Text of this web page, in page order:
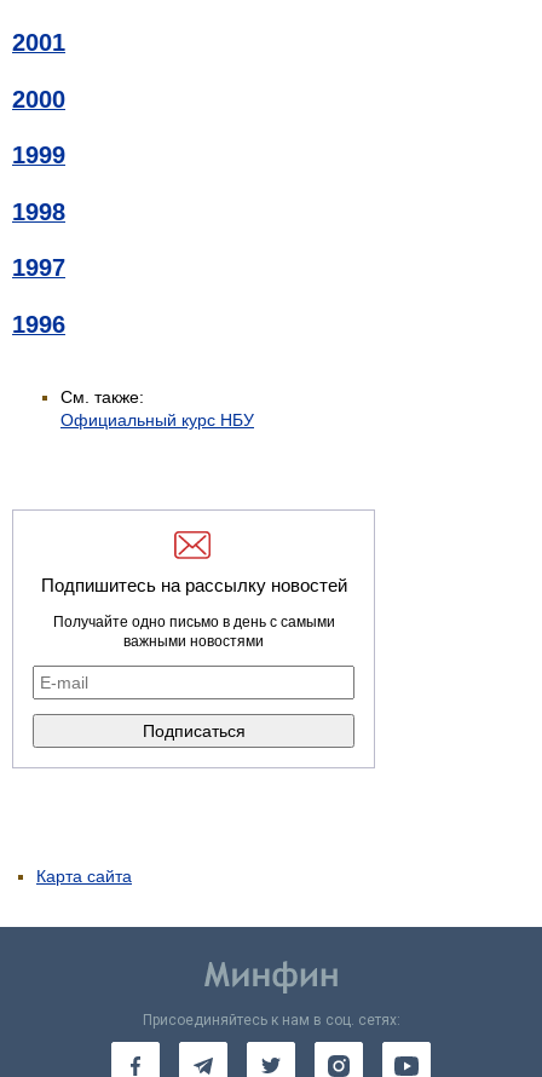
2001
2000
1999
1998
1997
1996
См. также:
Официальный курс НБУ
Подпишитесь на рассылку новостей
Получайте одно письмо в день с самыми
важными новостями
Карта сайта
Присоединяйтесь к нам в соц. сетях: